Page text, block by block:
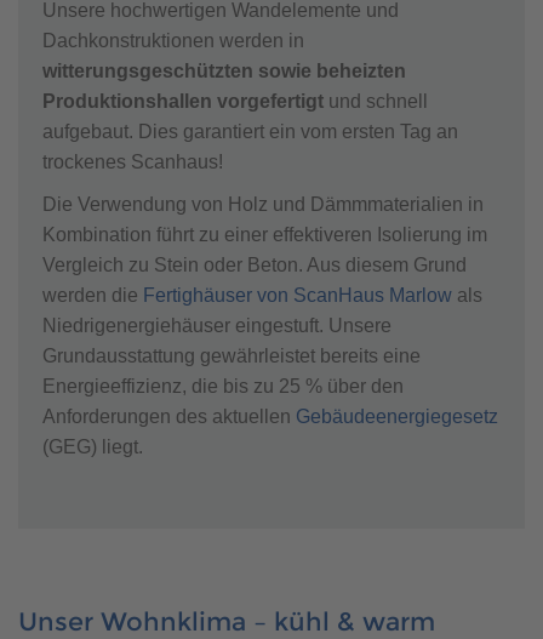
Unsere hochwertigen Wandelemente und
Dachkonstruktionen werden in
witterungsgeschützten sowie beheizten
Produktionshallen vorgefertigt und schnell
aufgebaut. Dies garantiert ein vom ersten Tag an
trockenes Scanhaus!
Die Verwendung von Holz und Dämmmaterialien in
Kombination führt zu einer effektiveren Isolierung im
Vergleich zu Stein oder Beton. Aus diesem Grund
werden die Fertighäuser von ScanHaus Marlow als
Niedrigenergiehäuser eingestuft. Unsere
Grundausstattung gewährleistet bereits eine
Energieeffizienz, die bis zu 25 % über den
Anforderungen des aktuellen Gebäudeenergiegesetz
(GEG) liegt.
Unser Wohnklima – kühl & warm